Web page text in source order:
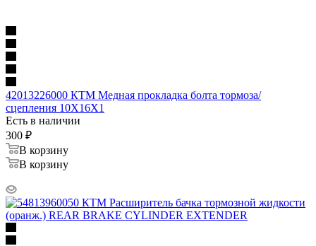
42013226000 КТМ Медная прокладка болта тормоза/
сцепления 10Х16Х1
Есть в наличии
300 ₽
В корзину
В корзину